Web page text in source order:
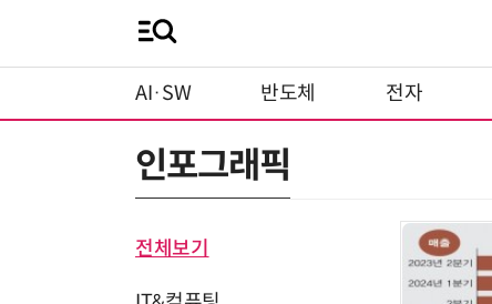
AI·SW 반도체 전자
인포그래픽
전체보기